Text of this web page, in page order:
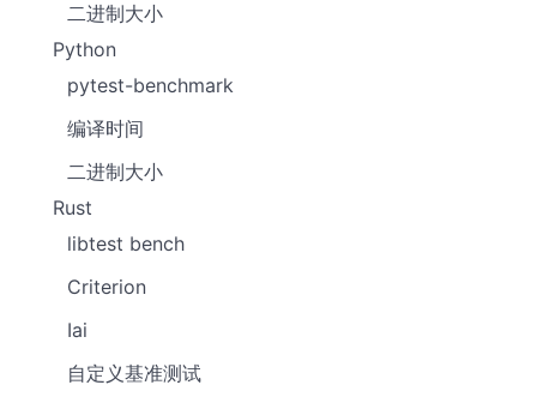
二进制大小
Python
pytest-benchmark
编译时间
二进制大小
Rust
libtest bench
Criterion
Iai
自定义基准测试